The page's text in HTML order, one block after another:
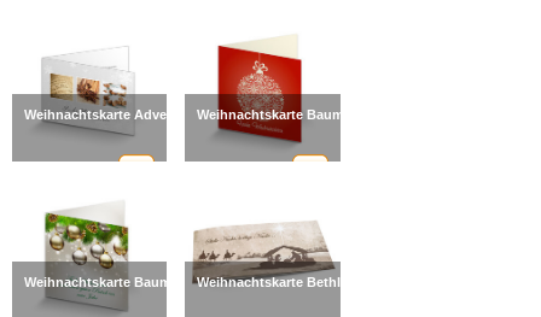
Weihnachtskarte Advent Weihnachtskarte Baumkugel
Weihnachtskarte BaumschmuckWeihnachtskarte Bethlehem